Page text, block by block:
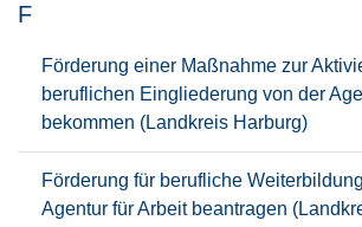
F
Förderung einer Maßnahme zur
beruflichen Eingliederung von der
bekommen (Landkreis Harburg)
Förderung für berufliche
Agentur für Arbeit beantragen